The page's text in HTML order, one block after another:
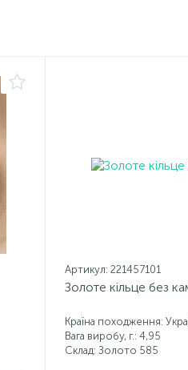
Артикул: 221457101
Золоте кільце без
Країна походження:
Вага виробу, г.: 4,95
Склад: Золото 585